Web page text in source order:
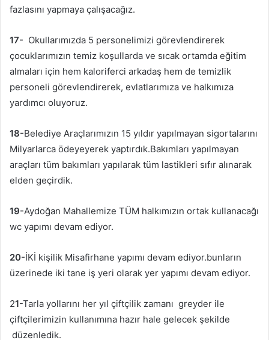
fazlasını yapmaya çalışacağız.
17- Okullarımızda 5 personelimizi görevlendirerek
çocuklarımızın temiz koşullarda ve sıcak ortamda eğitim
almaları için hem kaloriferci arkadaş hem de temizlik
personeli görevlendirerek, evlatlarımıza ve halkımıza
yardımcı oluyoruz.
18-Belediye Araçlarımızın 15 yıldır yapılmayan sigortalarını
Milyarlarca ödeyeyerek yaptırdık.Bakımları yapılmayan
araçları tüm bakımları yapılarak tüm lastikleri sıfır alınarak
elden geçirdik.
19-Aydoğan Mahallemize TÜM halkımızın ortak kullanacağı
wc yapımı devam ediyor.
20-İKİ kişilik Misafirhane yapımı devam ediyor.bunların
üzerinede iki tane iş yeri olarak yer yapımı devam ediyor.
21-Tarla yollarını her yıl çiftçilik zamanı greyder ile
çiftçilerimizin kullanımına hazır hale gelecek şekilde
düzenledik.